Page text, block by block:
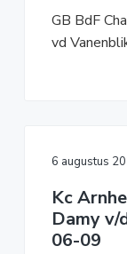
GB BdF
vd
6 augustus
Kc
Damy v/
06-09